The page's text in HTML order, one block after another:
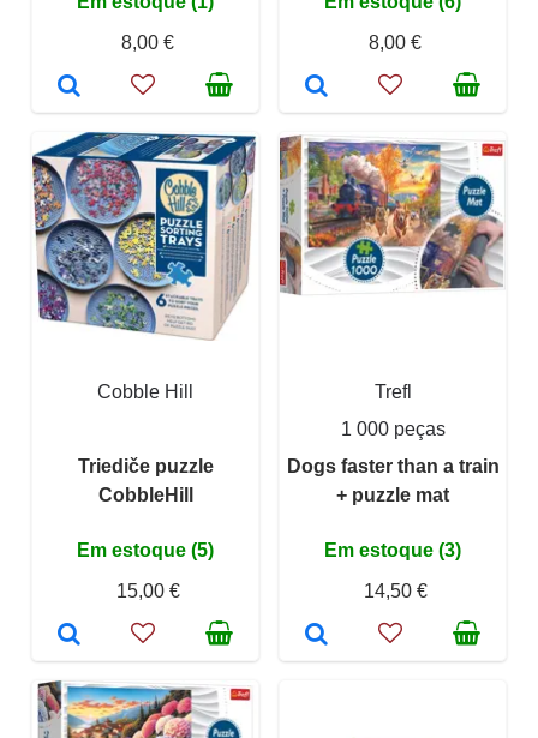
8,00 €
8,00 €
Cobble Hill
Triediče puzzle
CobbleHill
Em estoque (5)
15,00 €
Trefl
1 000 peças
Dogs faster than a train
+ puzzle mat
Em estoque (3)
14,50 €